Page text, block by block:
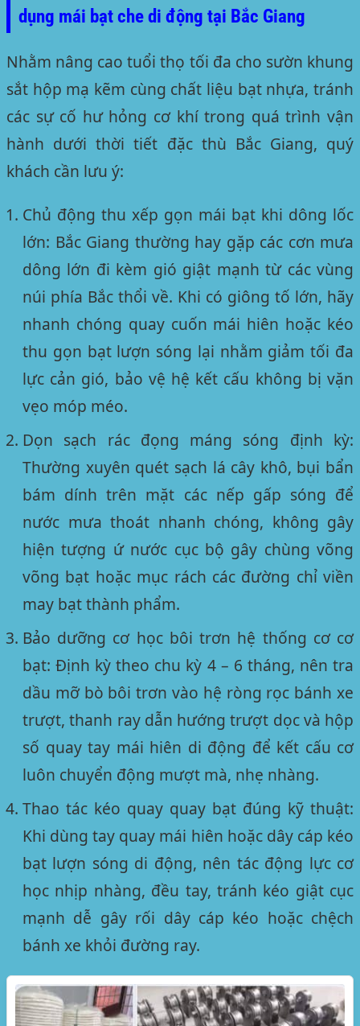
dụng mái bạt che di động tại Bắc Giang
Nhằm nâng cao tuổi thọ tối đa cho sườn khung
sắt hộp mạ kẽm cùng chất liệu bạt nhựa, tránh
các sự cố hư hỏng cơ khí trong quá trình vận
hành dưới thời tiết đặc thù Bắc Giang, quý
khách cần lưu ý:
Chủ động thu xếp gọn mái bạt khi dông lốc
lớn: Bắc Giang thường hay gặp các cơn mưa
dông lớn đi kèm gió giật mạnh từ các vùng
núi phía Bắc thổi về. Khi có giông tố lớn, hãy
nhanh chóng quay cuốn mái hiên hoặc kéo
thu gọn bạt lượn sóng lại nhằm giảm tối đa
lực cản gió, bảo vệ hệ kết cấu không bị vặn
vẹo móp méo.
Dọn sạch rác đọng máng sóng định kỳ:
Thường xuyên quét sạch lá cây khô, bụi bẩn
bám dính trên mặt các nếp gấp sóng để
nước mưa thoát nhanh chóng, không gây
hiện tượng ứ nước cục bộ gây chùng võng
võng bạt hoặc mục rách các đường chỉ viền
may bạt thành phẩm.
Bảo dưỡng cơ học bôi trơn hệ thống cơ cơ
bạt: Định kỳ theo chu kỳ 4 – 6 tháng, nên tra
dầu mỡ bò bôi trơn vào hệ ròng rọc bánh xe
trượt, thanh ray dẫn hướng trượt dọc và hộp
số quay tay mái hiên di động để kết cấu cơ
luôn chuyển động mượt mà, nhẹ nhàng.
Thao tác kéo quay quay bạt đúng kỹ thuật:
Khi dùng tay quay mái hiên hoặc dây cáp kéo
bạt lượn sóng di động, nên tác động lực cơ
học nhịp nhàng, đều tay, tránh kéo giật cục
mạnh dễ gây rối dây cáp kéo hoặc chệch
bánh xe khỏi đường ray.